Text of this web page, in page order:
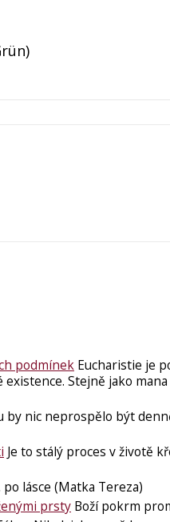
podmínek Eucharistie je
Stejně jako
by nic neprospělo být
Je to stálý proces v životě
po lásce (Matka Tereza)
prsty Boží pokrm